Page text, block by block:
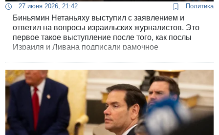
27 июня 2026, 21:42 Политика
Биньямин Нетаньяху выступил с заявлением и
ответил на вопросы израильских журналистов. Это
первое такое выступление после того, как послы
Израиля и Ливана подписали рамочное